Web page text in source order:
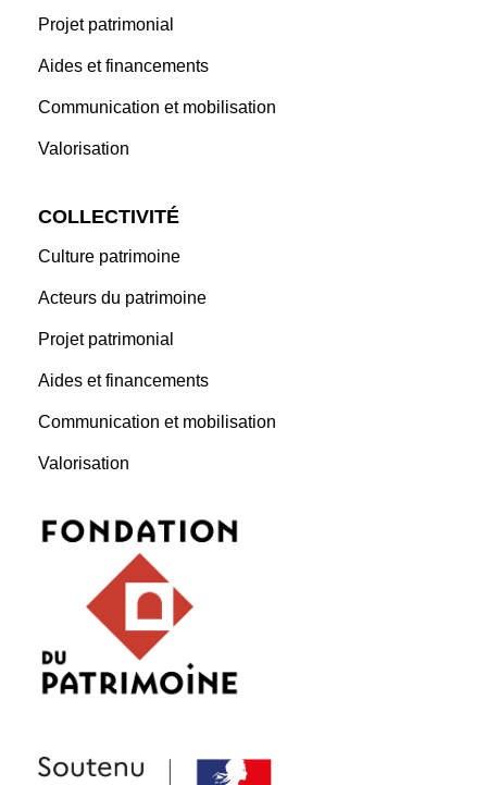
Projet patrimonial
Aides et financements
Communication et mobilisation
Valorisation
COLLECTIVITÉ
Culture patrimoine
Acteurs du patrimoine
Projet patrimonial
Aides et financements
Communication et mobilisation
Valorisation